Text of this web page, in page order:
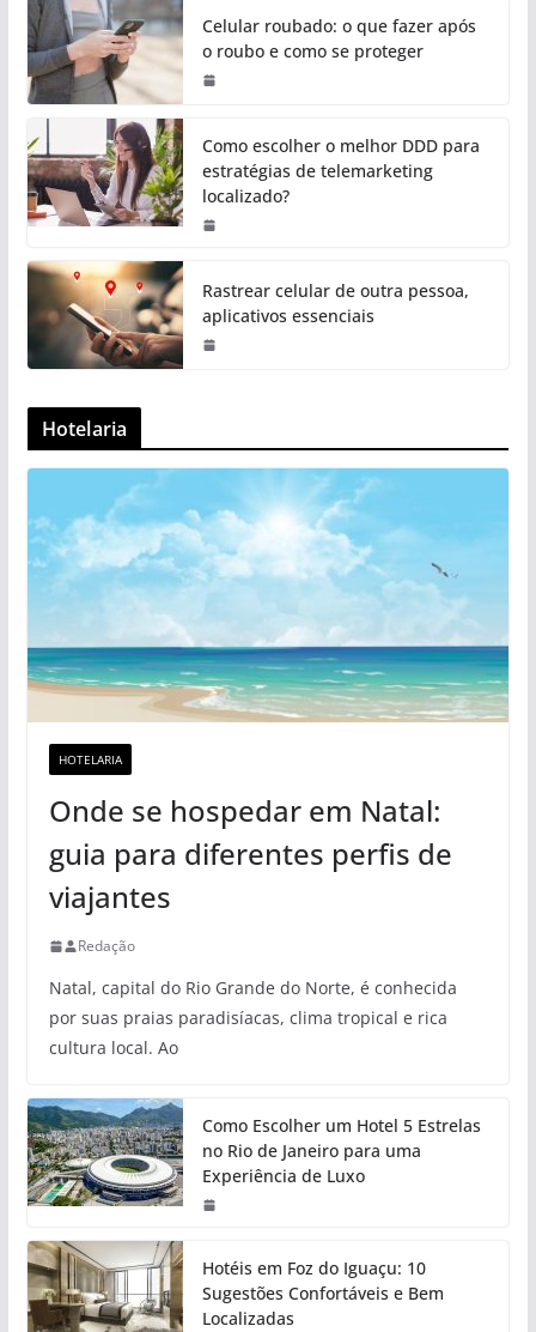
Celular roubado: o que fazer após
o roubo e como se proteger
Como escolher o melhor DDD para
estratégias de telemarketing
localizado?
Rastrear celular de outra pessoa,
aplicativos essenciais
Hotelaria
HOTELARIA
Onde se hospedar em Natal:
guia para diferentes perfis de
viajantes
Redação
Natal, capital do Rio Grande do Norte, é conhecida
por suas praias paradisíacas, clima tropical e rica
cultura local. Ao
Como Escolher um Hotel 5 Estrelas
no Rio de Janeiro para uma
Experiência de Luxo
Hotéis em Foz do Iguaçu: 10
Sugestões Confortáveis e Bem
Localizadas